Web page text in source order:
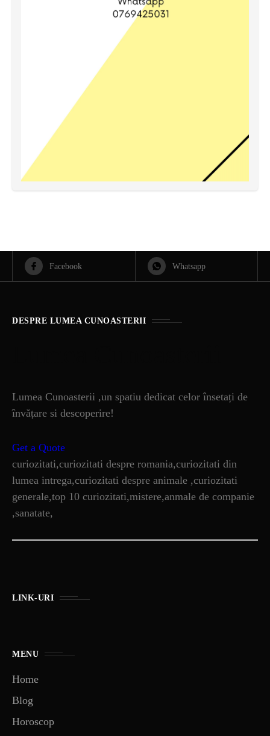
Facebook Whatsapp
DESPRE LUMEA CUNOASTERII
Lumea Cunoasterii ,un spatiu dedicat celor însetați de
învățare si descoperire!
Get a Quote
curiozitati,curiozitati despre romania,curiozitati din
lumea intrega,curiozitati despre animale ,curiozitati
generale,top 10 curiozitati,mistere,anmale de companie
,sanatate,
LINK-URI
MENU
Home
Blog
Horoscop